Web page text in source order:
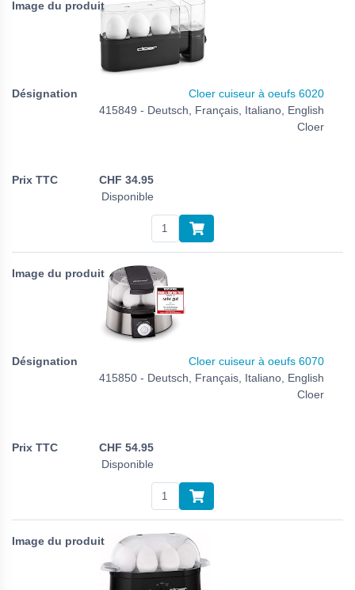
Cloer cuiseur à oeufs 6020
415849 - Deutsch, Français, Italiano, English
Cloer
CHF 34.95
Disponible
Cloer cuiseur à oeufs 6070
415850 - Deutsch, Français, Italiano, English
Cloer
CHF 54.95
Disponible